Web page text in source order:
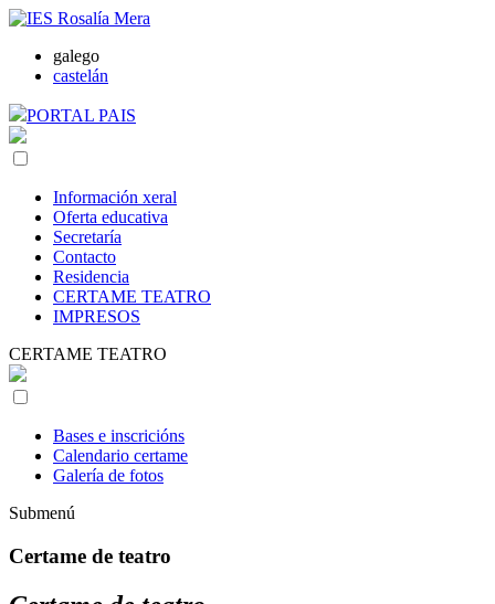
galego
castelán
PORTAL PAIS
Información xeral
Oferta educativa
Secretaría
Contacto
Residencia
CERTAME TEATRO
IMPRESOS
CERTAME TEATRO
Bases e inscricións
Calendario certame
Galería de fotos
Submenú
Certame de teatro